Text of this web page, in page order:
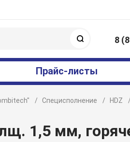
8
Прайс-листы
Специсполнение HDZ
1,5 мм,